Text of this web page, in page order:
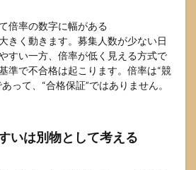
倍率の数字に幅がある
きく動きます。募集人数が少ない日
すい一方、倍率が低く見える方式で
準で不合格は起こります。倍率は“競
って、“合格保証”ではありません。
いは別物として考える